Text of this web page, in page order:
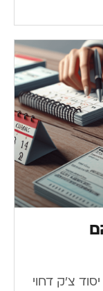
צ'ק דחוי